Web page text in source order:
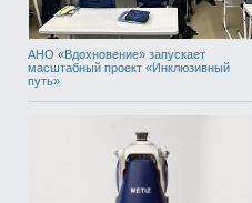
АНО «Вдохновение» запускает
масштабный проект «Инклюзивный
путь»